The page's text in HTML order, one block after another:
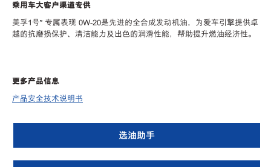
乘用车大客户渠道专供
美孚1号™ 专属表现 0W-20是先进的全合成发动机油，为爱车引擎提供卓
越的抗磨损保护、清洁能力及出色的润滑性能，帮助提升燃油经济性。
更多产品信息
产品安全技术说明书
选油助手